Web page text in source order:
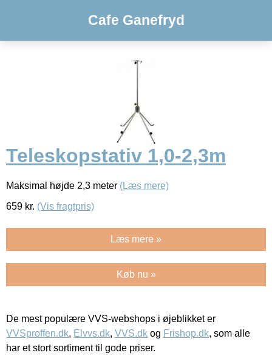
Cafe Ganefryd
Teleskopstativ 1,0-2,3m
Maksimal højde 2,3 meter (Læs mere)
659 kr. (Vis fragtpris)
Læs mere »
Køb nu »
De mest populære VVS-webshops i øjeblikket er
VVSproffen.dk, Elvvs.dk, VVS.dk og Frishop.dk, som alle
har et stort sortiment til gode priser.